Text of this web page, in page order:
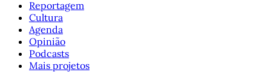
Reportagem
Cultura
Agenda
Opinião
Podcasts
Mais projetos